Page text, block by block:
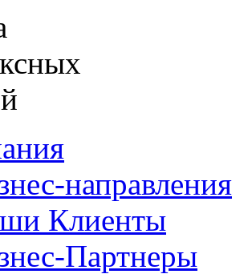
направления
Клиенты
Партнеры